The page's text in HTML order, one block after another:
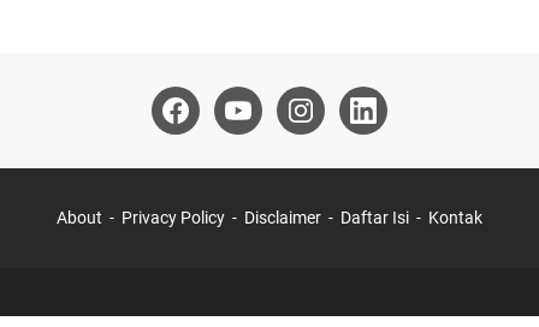
About Privacy Policy Disclaimer Daftar Isi Kontak